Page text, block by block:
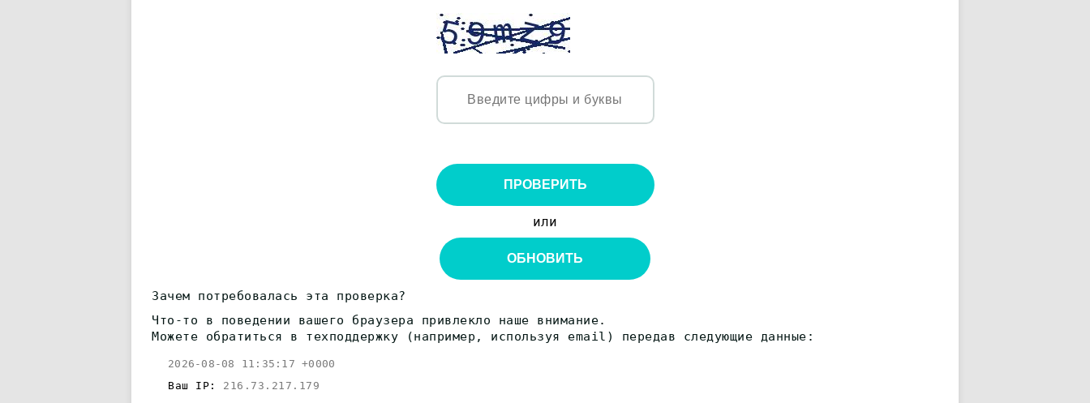
ПРОВЕРИТЬ
или
ОБНОВИТЬ
Зачем потребовалась эта проверка?
Что-то в поведении вашего браузера привлекло наше внимание.
Можете обратиться в техподдержку (например, используя email) передав следующие данные:
2026-08-08 11:35:17 +0000
Ваш IP: 216.73.217.179